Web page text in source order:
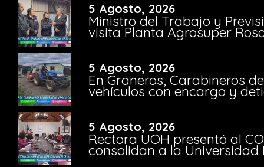
5 Agosto, 2026
Ministro del Trabajo y
visita Planta Agrosuper
5 Agosto, 2026
En Graneros, Carabineros
vehículos con encargo y
5 Agosto, 2026
Rectora UOH presentó al
consolidan a la Universidad